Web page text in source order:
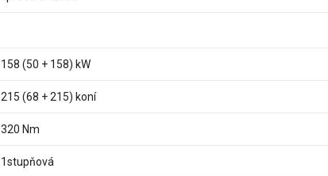
158 (50 + 158) kW
215 (68 + 215) koní
320 Nm
1stupňová